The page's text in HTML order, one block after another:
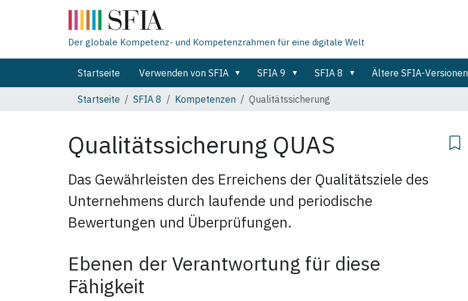
Der globale Kompetenz- und Kompetenzrahmen für eine digitale Welt
Startseite Verwenden von SFIA SFIA 9 SFIA 8 Ältere SFIA-Versionen
Startseite
SFIA 8 Kompetenzen Qualitätssicherung
Qualitätssicherung QUAS
Das Gewährleisten des Erreichens der Qualitätsziele des
Unternehmens durch laufende und periodische
Bewertungen und Überprüfungen.
Ebenen der Verantwortung für diese
Fähigkeit